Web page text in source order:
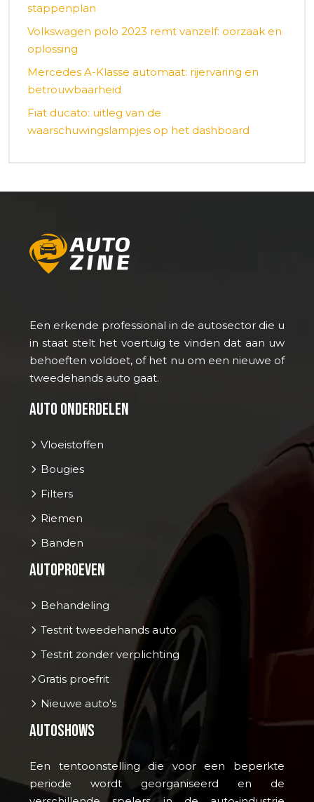
stappenplan
Volkswagen polo 2023 remt vanzelf: oorzaak en
oplossing
Mercedes A-Klasse automaat: rijervaring en
betrouwbaarheid
Fiat ducato: uitleg van de
waarschuwingslampjes op het dashboard
Een erkende professional in de autosector die u
in staat stelt het voertuig te vinden dat aan uw
behoeften voldoet, of het nu om een nieuwe of
tweedehands auto gaat.
Auto onderdelen
Vloeistoffen
Bougies
Filters
Riemen
Banden
Autoproeven
Behandeling
Testrit tweedehands auto
Testrit zonder verplichting
Gratis proefrit
Nieuwe auto's
Autoshows
Een tentoonstelling die voor een beperkte
periode wordt georganiseerd en de